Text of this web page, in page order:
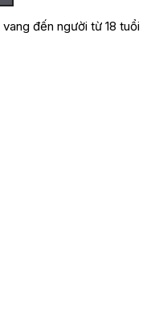
đến người từ 18 tuổi